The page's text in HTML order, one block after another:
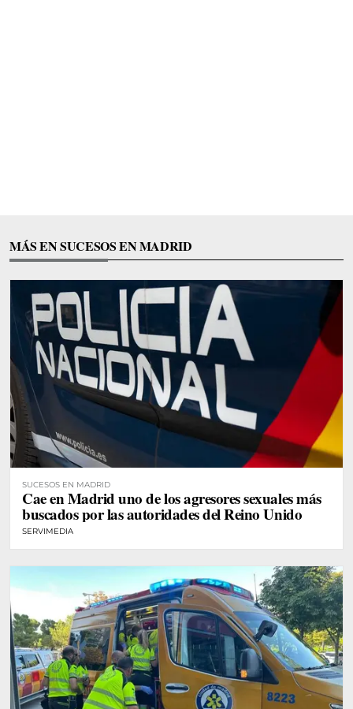
MÁS EN SUCESOS EN MADRID
SUCESOS EN MADRID
Cae en Madrid uno de los agresores sexuales más
buscados por las autoridades del Reino Unido
SERVIMEDIA